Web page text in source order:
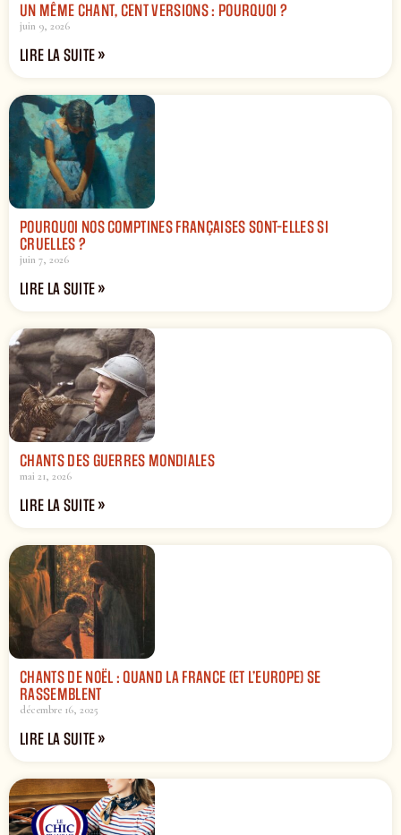
UN MÊME CHANT, CENT VERSIONS : POURQUOI ?
juin 9, 2026
LIRE LA SUITE »
POURQUOI NOS COMPTINES FRANÇAISES SONT-ELLES SI
CRUELLES ?
juin 7, 2026
LIRE LA SUITE »
CHANTS DES GUERRES MONDIALES
mai 21, 2026
LIRE LA SUITE »
CHANTS DE NOËL : QUAND LA FRANCE (ET L’EUROPE) SE
RASSEMBLENT
décembre 16, 2025
LIRE LA SUITE »